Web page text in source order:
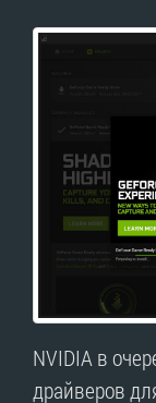
NVIDIA в
драйверов